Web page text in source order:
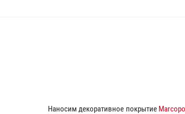
Наносим декоративное покрытие